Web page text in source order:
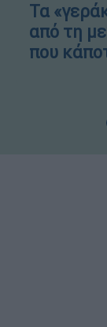
Τα
από τη
που